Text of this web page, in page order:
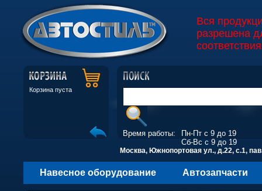
Вся
разрешена
Корзина пуста
Время работы:
Пн-Пт с 9 до 19
Сб-Вс с 9 до 19
Москва, Южнопортовая ул., д.22, с.1,
Навесное оборудование Автозапчасти